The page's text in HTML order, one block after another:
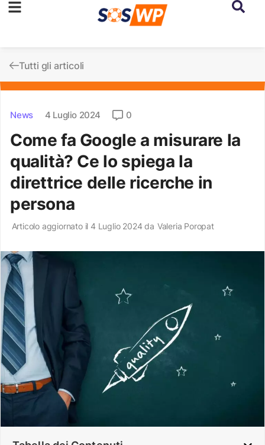
Tutti gli articoli
News 4 Luglio 2024 0
Come fa Google a misurare la
qualità? Ce lo spiega la
direttrice delle ricerche in
persona
Articolo aggiornato il 4 Luglio 2024 da Valeria Poropat